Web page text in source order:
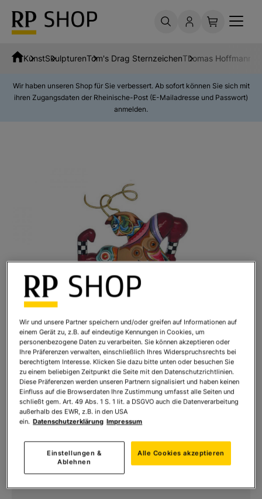
KunstSkulpturenTom's Drag SternzeichenThomas Hoffmann /
Wir haben unseren Shop für Sie verbessert. Ab sofort können Sie sich mit
ihren Zugangsdaten der Rheinische-Post (E-Mailadresse und Passwort)
anmelden.
Thomas Hoffmann / Tom's Drag: Widder
463818.4
Sofort lieferbar
Wir und unsere Partner speichern und/oder greifen auf Informationen auf
einem Gerät zu, z.B. auf eindeutige Kennungen in Cookies, um
personenbezogene Daten zu verarbeiten. Sie können akzeptieren oder
Ihre Präferenzen verwalten, einschließlich Ihres Widerspruchsrechts bei
berechtigtem Interesse. Klicken Sie dazu bitte unten oder besuchen Sie
zu einem beliebigen Zeitpunkt die Seite mit den Datenschutzrichtlinien.
Diese Präferenzen werden unseren Partnern signalisiert und haben keinen
Einfluss auf die Browserdaten Ihre Zustimmung umfasst alle Seiten und
schließt gem. Art. 49 Abs. 1 S. 1 lit. a DSGVO auch die Datenverarbeitung
außerhalb des EWR, z.B. in den USA
ein. Datenschutzerklärung Impressum
Einstellungen &
Ablehnen
Alle Cookies akzeptieren